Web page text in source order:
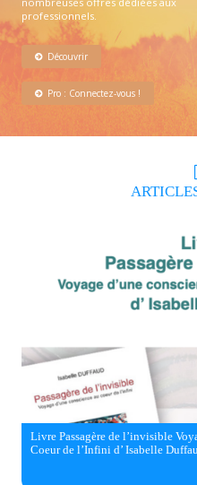
professionnels.
Découvrir
Pro : Connectez-vous !
Livre Passagère de l’invisible
Coeur de l’Infini d’ Isabelle